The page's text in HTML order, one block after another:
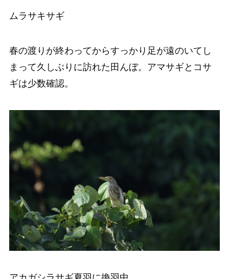
ムラサキサギ
春の渡りが終わってからすっかり足が遠のいてし
まって久しぶりに訪れた田んぼ。アマサギとコサ
ギは少数確認。